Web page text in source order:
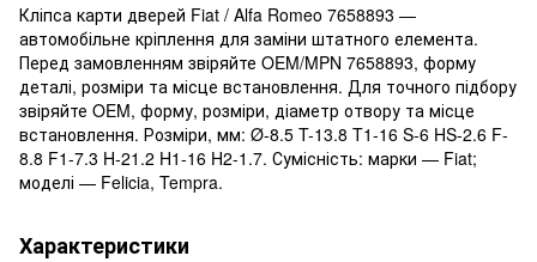
Кліпса карти дверей Fiat / Alfa Romeo 7658893 —
автомобільне кріплення для заміни штатного елемента.
Перед замовленням звіряйте OEM/MPN 7658893, форму
деталі, розміри та місце встановлення. Для точного підбору
звіряйте OEM, форму, розміри, діаметр отвору та місце
встановлення. Розміри, мм: Ø-8.5 T-13.8 T1-16 S-6 HS-2.6 F-
8.8 F1-7.3 H-21.2 H1-16 H2-1.7. Сумісність: марки — Fiat;
моделі — Felicia, Tempra.
Характеристики